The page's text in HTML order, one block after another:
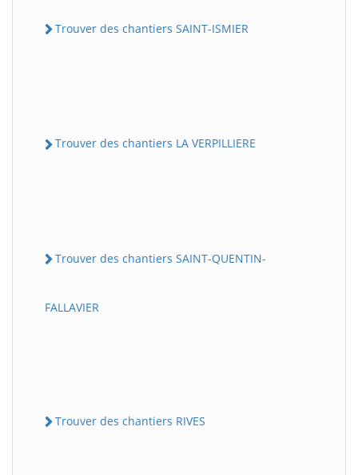
Trouver des chantiers SAINT-ISMIER
Trouver des chantiers LA VERPILLIERE
Trouver des chantiers SAINT-QUENTIN-
FALLAVIER
Trouver des chantiers RIVES